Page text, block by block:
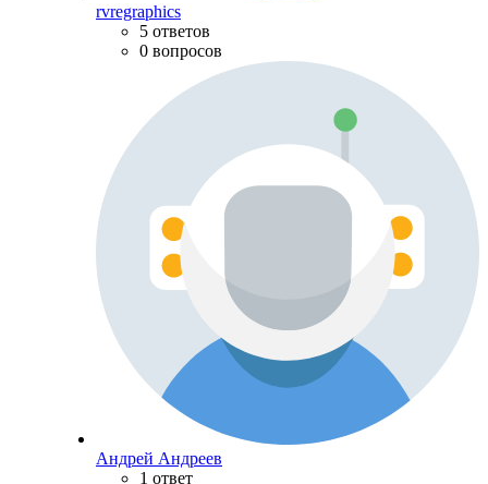
rvregraphics
5 ответов
0 вопросов
Андрей Андреев
1 ответ